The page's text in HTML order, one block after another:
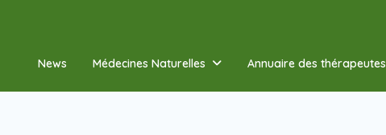
News Médecines Naturelles Annuaire des thérapeutes